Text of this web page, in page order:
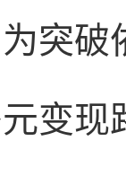
突
变现